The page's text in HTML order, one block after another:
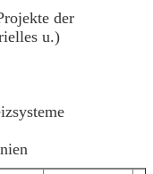
der
u.)